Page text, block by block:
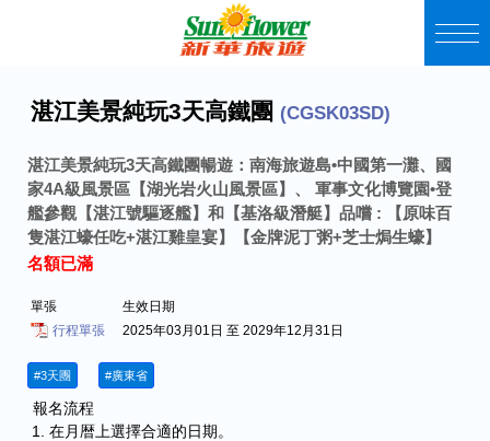
湛江美景純玩3天高鐵團 (CGSK03SD)
湛江美景純玩3天高鐵團暢遊：南海旅遊島•中國第一灘、國
家4A級風景區【湖光岩火山風景區】、 軍事文化博覽園•登
艦參觀【湛江號驅逐艦】和【基洛級潛艇】 品嚐 : 【原味百
隻湛江蠔任吃+湛江雞皇宴】【金牌泥丁粥+芝士焗生蠔】
名額已滿
單張
生效日期
行程單張
2025年03月01日 至 2029年12月31日
#3天團 #廣東省
報名流程
在月暦上選擇合適的日期。